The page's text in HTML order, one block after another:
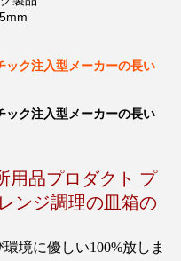
ック注入型メーカーの長い
ック注入型メーカーの長い
用品プロダクト プ
ンジ調理の皿箱の
境に優しい100%放しま